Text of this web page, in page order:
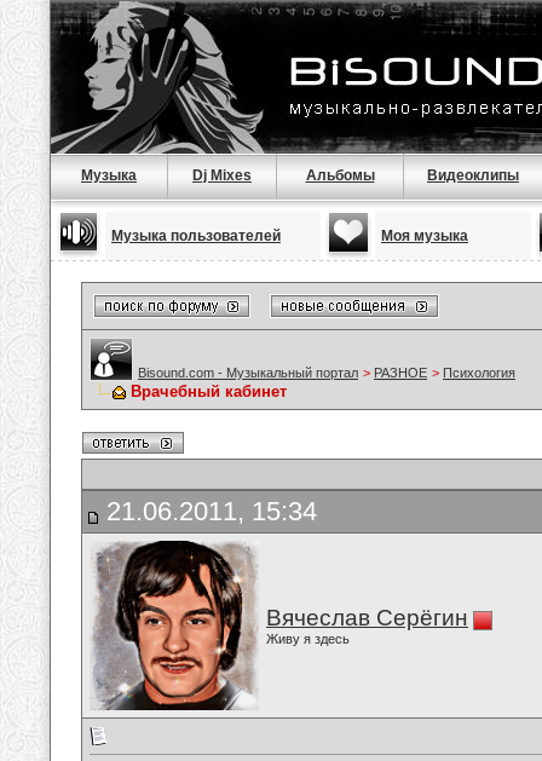
Музыка Dj Mixes Альбомы Видеоклипы
Музыка пользователей Моя музыка
Bisound.com - Музыкальный портал > РАЗНОЕ > Психология
Врачебный кабинет
21.06.2011, 15:34
Вячеслав Серёгин
Живу я здесь